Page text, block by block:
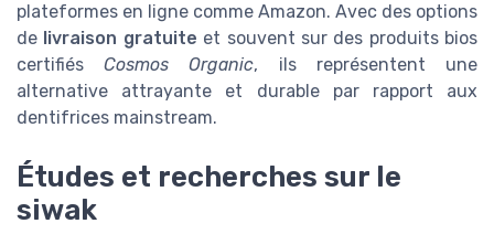
plateformes en ligne comme Amazon. Avec des options
de livraison gratuite et souvent sur des produits bios
certifiésCosmos Organic, ils représentent une
alternative attrayante et durable par rapport aux
dentifrices mainstream.
Études et recherches sur le
siwak